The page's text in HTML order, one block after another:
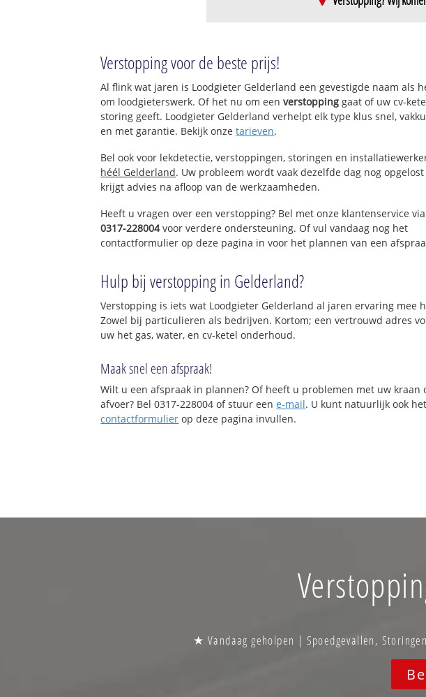
Hoog-Keppel
Laag-Keppel
Achterdrempt
Verstopping voor de beste prijs!
Al flink wat jaren is Loodgieter Gelderland een gevestigde naam als
om loodgieterswerk. Of het nu om eenverstopping gaat of uw cv-
storing geeft. Loodgieter Gelderland verhelpt elk type klus snel,
en met garantie. Bekijk onzetarieven.
Bel ook voor lekdetectie, verstoppingen, storingen en
héél Gelderland. Uw probleem wordt vaak dezelfde dag nog
krijgt advies na afloop van de werkzaamheden.
Heeft u vragen over een verstopping? Bel met onze klantenservice via
0317-228004voor verdere ondersteuning. Of vul vandaag nog het
contactformulier op deze pagina in voor het plannen van een
Hulp bij verstopping in Gelderland?
Verstopping is iets wat Loodgieter Gelderland al jaren ervaring mee
Zowel bij particulieren als bedrijven. Kortom; een vertrouwd adres
uw het gas, water, en cv-ketel onderhoud.
Maak snel een afspraak!
Wilt u een afspraak in plannen? Of heeft u problemen met uw kraan
afvoer? Bel 0317-228004 of stuur eene-mail. U kunt natuurlijk ook het
contactformulier op deze pagina invullen.
★ Vandaag geholpen | Spoedgevallen,